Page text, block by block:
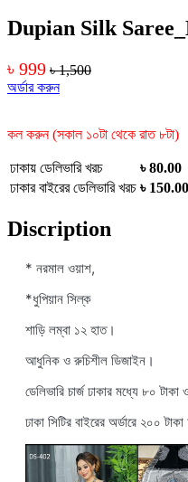
Dupian Silk
৳ 999 ৳ 1,500
অর্ডার করুন
কল করুন (সকাল ১০টা থেকে রাত ৮টা)
ঢাকায় ডেলিভারি খরচ
৳ 80.00
ঢাকার বাইরের ডেলিভারি খরচ ৳ 150.00
Discription
* নরমাল ওয়াশ,
*ধুপিয়ান সিল্ক
শাড়ি লম্বা ১২ হাত।
আধুনিক ও রুচিশীল ডিজাইন।
ডেলিভারি চার্জ ঢাকার মধ্যে ৮০
ঢাকা সিটির বাইরের অর্ডারে ২০০